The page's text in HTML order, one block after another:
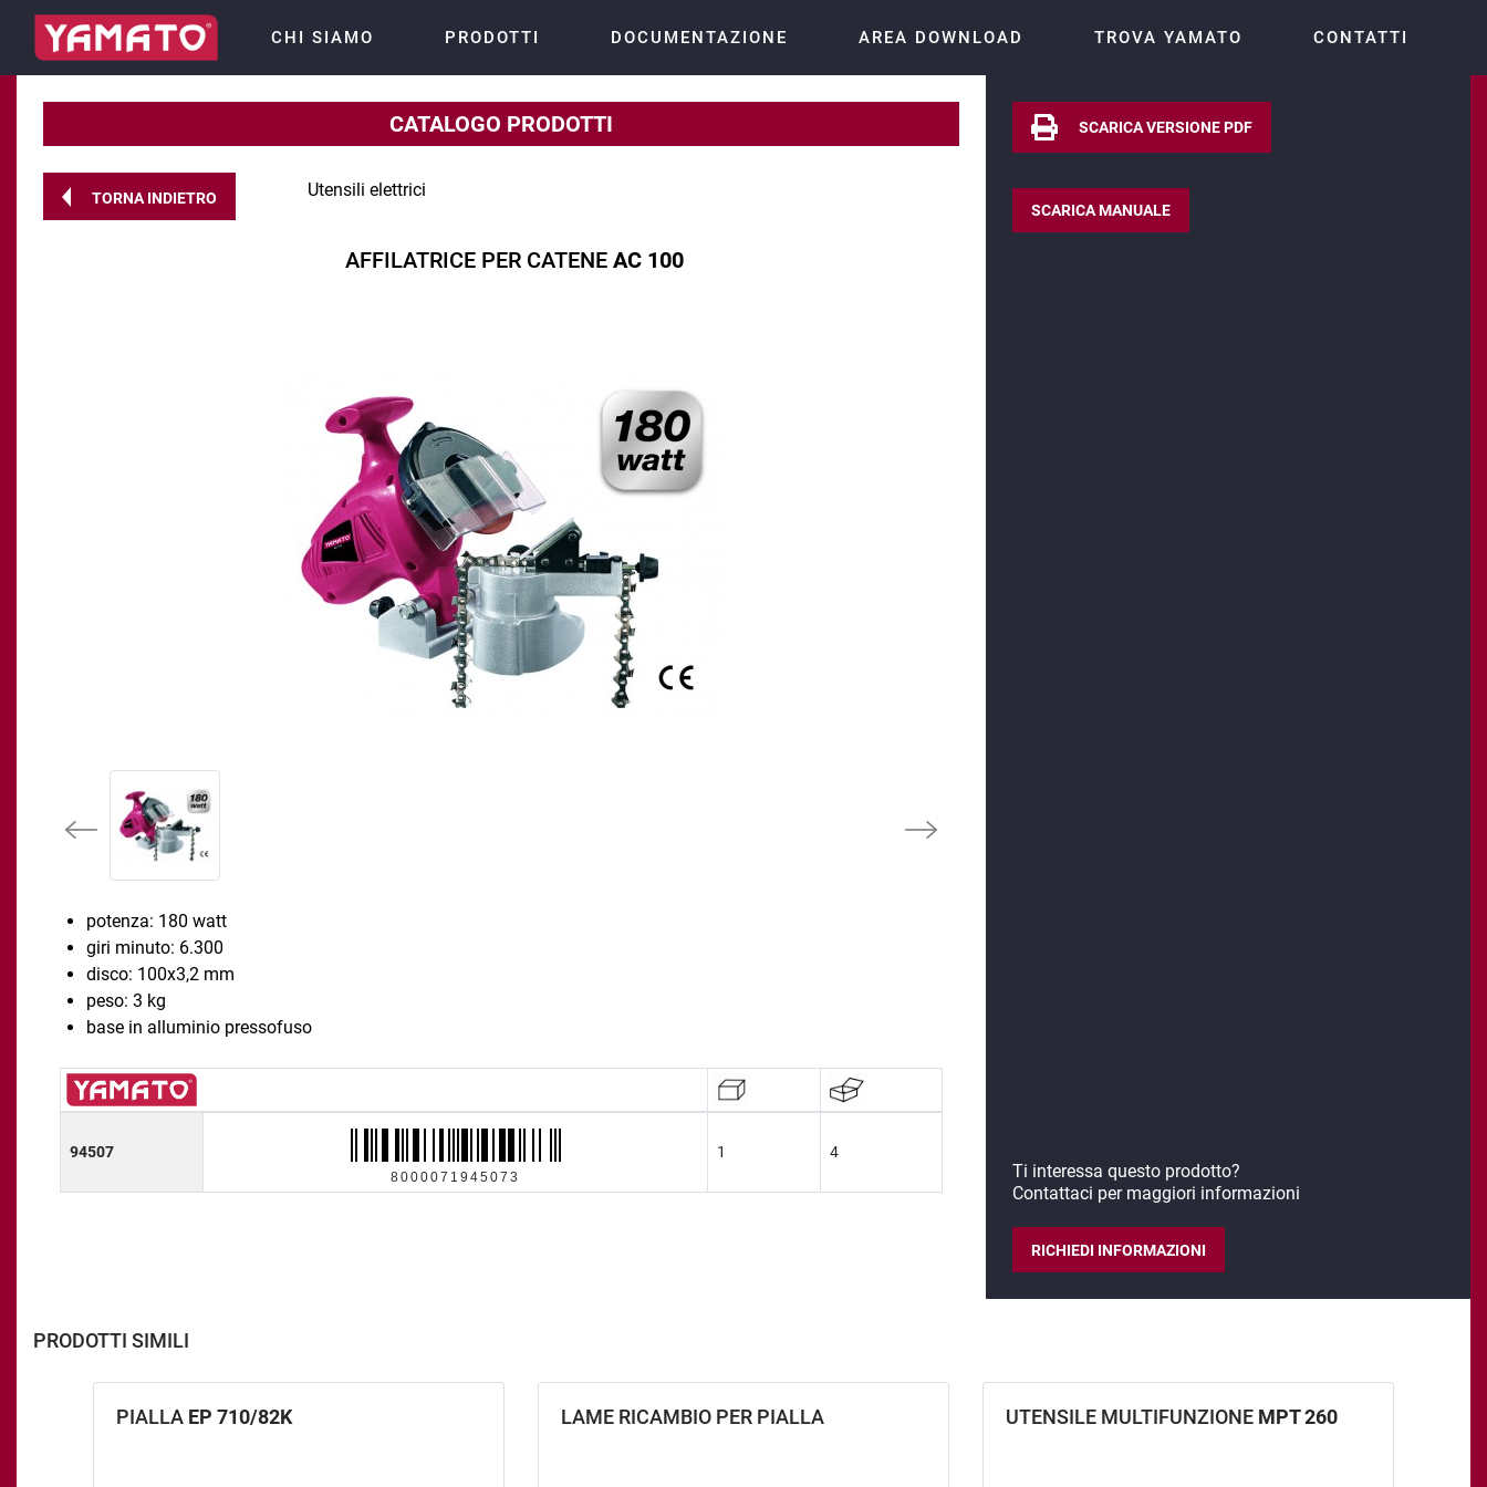
CHI SIAMO PRODOTTI DOCUMENTAZIONE AREA DOWNLOAD TROVA YAMATO CONTATTI
CATALOGO PRODOTTI
TORNA INDIETRO Utensili elettrici
AFFILATRICE PER CATENE AC 100
potenza: 180 watt
giri minuto: 6.300
disco: 100x3,2 mm
peso: 3 kg
base in alluminio pressofuso
94507
8000071945073
1 4
SCARICA VERSIONE PDF
SCARICA MANUALE
Ti interessa questo prodotto?
Contattaci per maggiori informazioni
RICHIEDI INFORMAZIONI
PRODOTTI SIMILI
PIALLA EP 710/82K LAME RICAMBIO PER PIALLA UTENSILE MULTIFUNZIONE MPT 260